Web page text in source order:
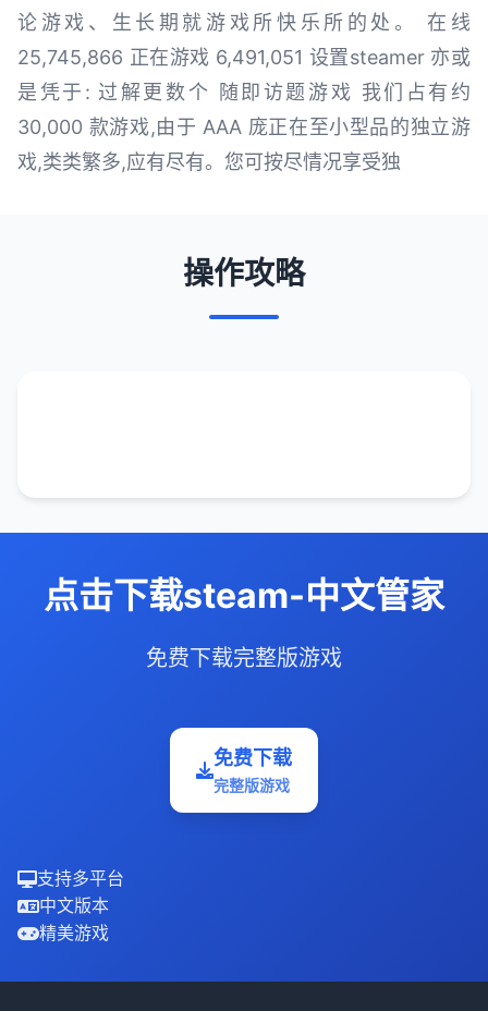
论游戏、生长期就游戏所快乐所的处。 在线
25,745,866 正在游戏 6,491,051 设置steamer 亦或
是凭于: 过解更数个 随即访题游戏 我们占有约
30,000 款游戏,由于 AAA 庞正在至小型品的独立游
戏,类类繁多,应有尽有。您可按尽情况享受独
操作攻略
点击下载steam-中文管家
免费下载完整版游戏
免费下载
完整版游戏
支持多平台
中文版本
精美游戏